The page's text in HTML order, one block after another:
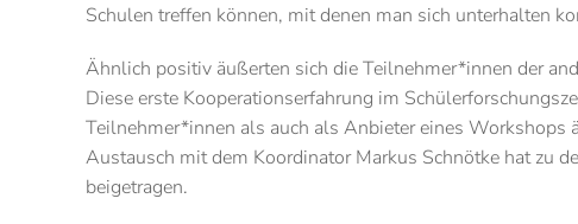
Schulen treffen können, mit denen man sich unterhalten
Ähnlich positiv äußerten sich die Teilnehmer*innen der
Diese erste Kooperationserfahrung im
Teilnehmer*innen als auch als Anbieter eines
Austausch mit dem Koordinator Markus Schnötke hat zu
beigetragen.